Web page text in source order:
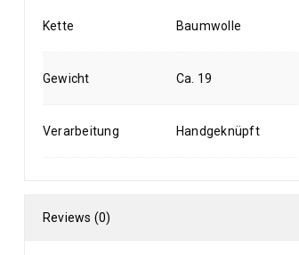
Kette Baumwolle
Gewicht Ca. 19
Verarbeitung Handgeknüpft
Reviews (0)